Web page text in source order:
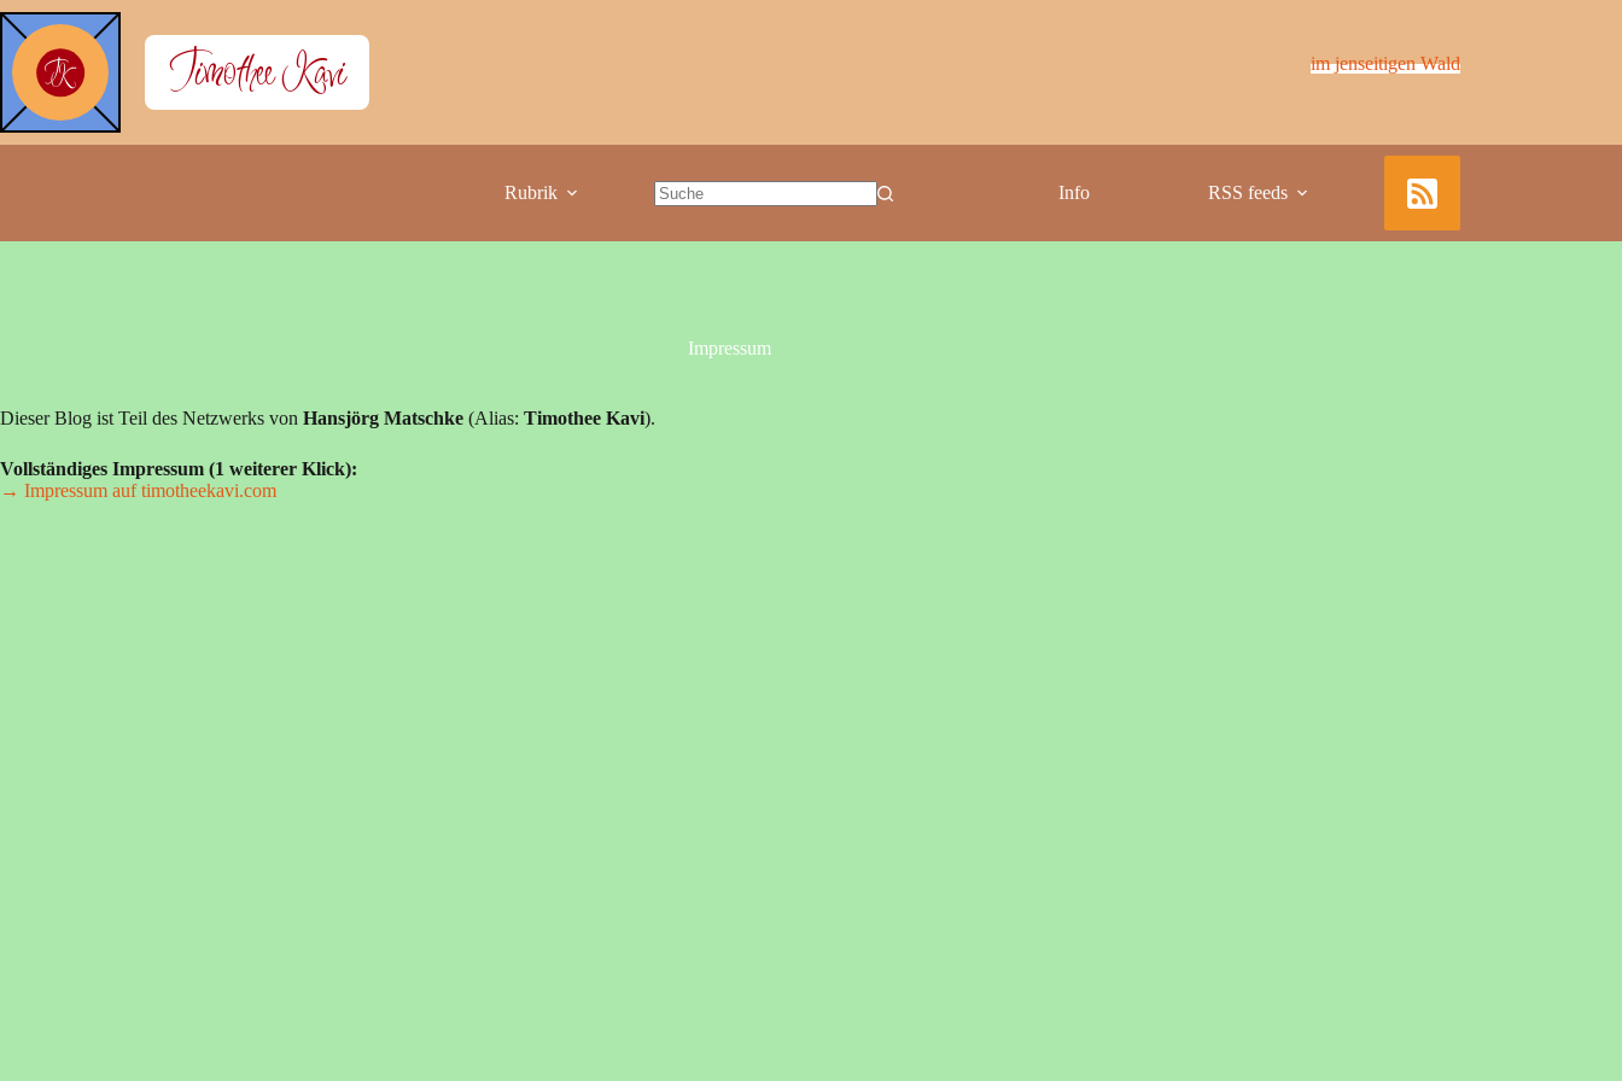
Zum
Inhalt
springen
Timothee Kavi im jenseitigen Wald
Rubrik Info RSS feeds
Impressum
Dieser Blog ist Teil des Netzwerks von Hansjörg Matschke (Alias: Timothee Kavi).
Vollständiges Impressum (1 weiterer Klick):
→ Impressum auf timotheekavi.com